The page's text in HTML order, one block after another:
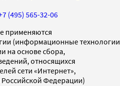
(495) 565-32-06
применяются
(информационные технологии
на основе сбора,
относящихся
сети «Интернет»,
Федерации)